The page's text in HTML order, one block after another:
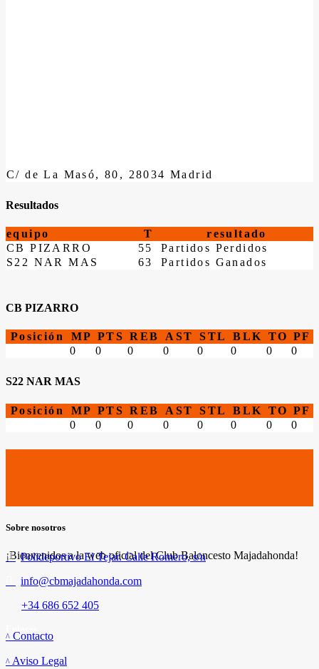
C/ de La Masó, 80, 28034 Madrid
Resultados
equipo T
resultado
CB PIZARRO
55
Partidos Perdidos
S22 NAR MAS
63 Partidos Ganados
CB PIZARRO
Posición MP PTS REB AST STL BLK TO PF
0
0 0 0 0 0 0 0
S22 NAR MAS
Posición MP PTS REB AST STL BLK TO PF
0
0 0 0 0 0 0 0
Sobre nosotros
¡Bienvenidos a la web oficial del Club Baloncesto Majadahonda!
Polideportivo El Tejar. Calle Romero, s/n
info@cbmajadahonda.com
+34 686 652 405
Contacto
Aviso Legal